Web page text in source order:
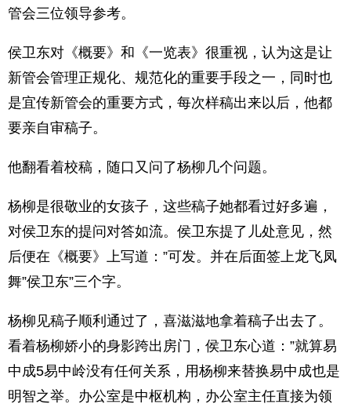
管会三位领导参考。
侯卫东对《概要》和《一览表》很重视，认为这是让
新管会管理正规化、规范化的重要手段之一，同时也
是宜传新管会的重要方式，每次样稿出来以后，他都
要亲自审稿子。
他翻看着校稿，随口又问了杨柳几个问题。
杨柳是很敬业的女孩子，这些稿子她都看过好多遍，
对侯卫东的提问对答如流。侯卫东提了儿处意见，然
后便在《概要》上写道：”可发。并在后面签上龙飞凤
舞”侯卫东”三个字。
杨柳见稿子顺利通过了，喜滋滋地拿着稿子出去了。
看着杨柳娇小的身影跨出房门，侯卫东心道：”就算易
中成5易中岭没有任何关系，用杨柳来替换易中成也是
明智之举。办公室是中枢机构，办公室主任直接为领